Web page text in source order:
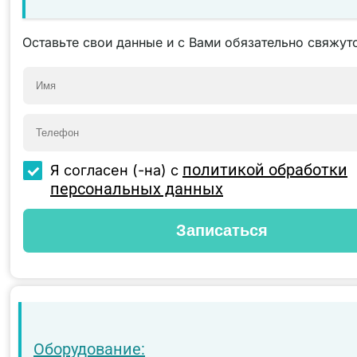
Оставьте свои данные и с Вами обязательно
Я согласен (-на) с политикой обработки
персональных данных
Оборудование: